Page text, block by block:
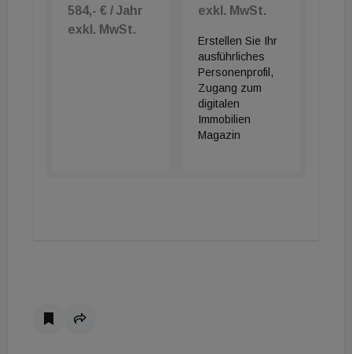
584,- € / Jahr
exkl. MwSt.
exkl. MwSt.
Erstellen Sie Ihr
ausführliches
Personenprofil,
Zugang zum
digitalen
Immobilien
Magazin